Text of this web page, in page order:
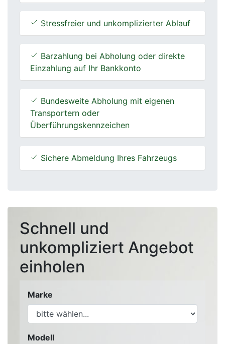
Stressfreier und unkomplizierter Ablauf
Barzahlung bei Abholung oder direkte
Einzahlung auf Ihr Bankkonto
Bundesweite Abholung mit eigenen
Transportern oder
Überführungskennzeichen
Sichere Abmeldung Ihres Fahrzeugs
Schnell und
unkompliziert Angebot
einholen
Marke
Modell